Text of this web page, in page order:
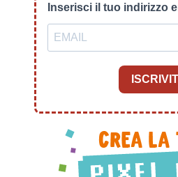
Inserisci il tuo indirizzo
ISCRIVITI